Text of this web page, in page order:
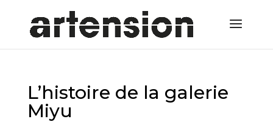
L’histoire de la galerie
Miyu